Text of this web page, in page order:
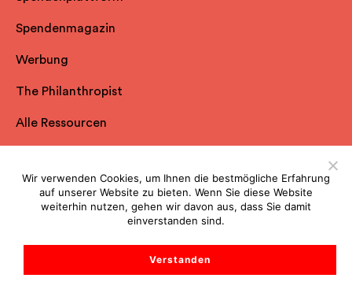
Spendenmagazin
Werbung
The Philanthropist
Alle Ressourcen
Spheriq
Wir verwenden Cookies, um Ihnen die bestmögliche Erfahrung
auf unserer Website zu bieten. Wenn Sie diese Website
weiterhin nutzen, gehen wir davon aus, dass Sie damit
einverstanden sind.
Verstanden